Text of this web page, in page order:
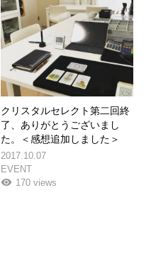
クリスタルセレクト第二回終
了、ありがとうございまし
た。＜感想追加しました＞
2017.10.07
EVENT
170 views